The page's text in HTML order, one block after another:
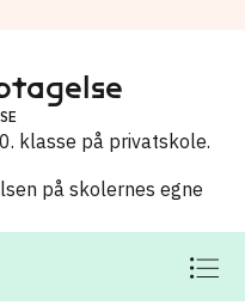
klasse på privatskole.
på skolernes egne